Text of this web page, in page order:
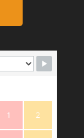
1 2